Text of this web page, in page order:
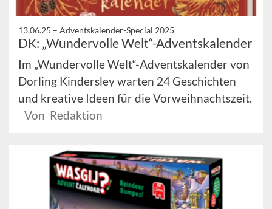
13.06.25 – Adventskalender-Special 2025
DK: „Wundervolle Welt“-Adventskalender
Im „Wundervolle Welt“-Adventskalender von
Dorling Kindersley warten 24 Geschichten
und kreative Ideen für die Vorweihnachtszeit.
Von Redaktion